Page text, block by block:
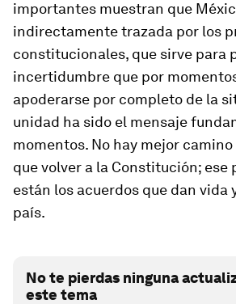
importantes muestran que
indirectamente trazada por los
constitucionales, que sirve para
incertidumbre que por
apoderarse por completo de la
unidad ha sido el mensaje
momentos. No hay mejor
que volver a la Constitución; ese
están los acuerdos que dan vida
país.
No te pierdas ninguna
este tema